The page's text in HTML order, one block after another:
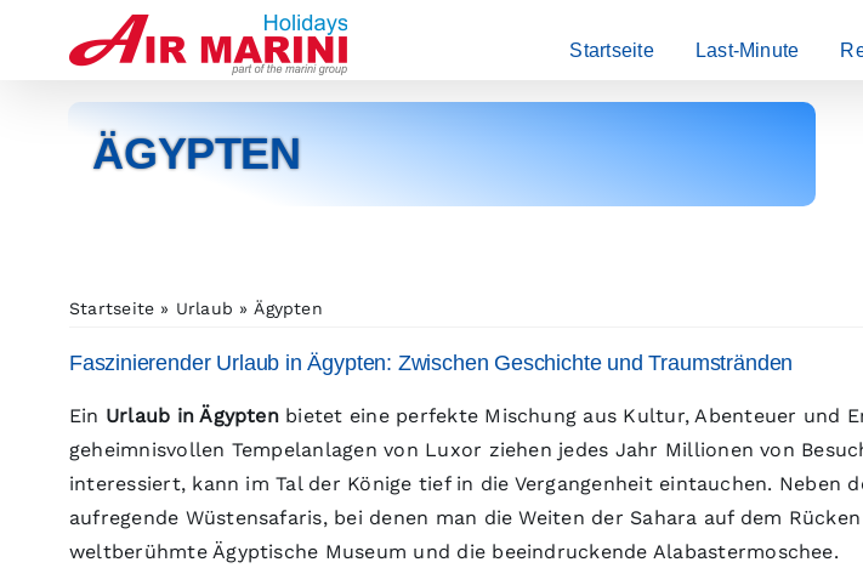
Startseite Last-Minute
ÄGYPTEN
Startseite Urlaub Ägypten
Faszinierender Urlaub in Ägypten: Zwischen Geschichte und Traumstränden
Ein Urlaub in Ägyptenbietet eine perfekte Mischung aus Kultur, Abenteuer und
geheimnisvollen Tempelanlagen von Luxor ziehen jedes Jahr Millionen von
interessiert, kann im Tal der Könige tief in die Vergangenheit eintauchen. Neben
aufregende Wüstensafaris, bei denen man die Weiten der Sahara auf dem
weltberühmte Ägyptische Museum und die beeindruckende Alabastermoschee.